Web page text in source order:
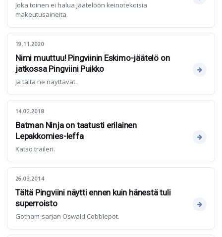
Joka toinen ei halua jäätelöön keinotekoisia
makeutusaineita.
19.11.2020
Nimi muuttuu! Pingviinin Eskimo-jäätelö on
jatkossa Pingviini Puikko
Ja tältä ne näyttävät.
14.02.2018
Batman Ninja on taatusti erilainen
Lepakkomies-leffa
Katso traileri.
26.03.2014
Tältä Pingviini näytti ennen kuin hänestä tuli
superroisto
Gotham-sarjan Oswald Cobblepot.